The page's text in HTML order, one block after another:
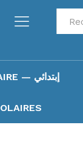
PRIMAIRE — إبتدائي